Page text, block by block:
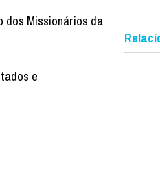
dos Missionários da
e